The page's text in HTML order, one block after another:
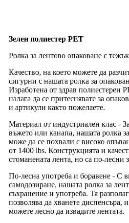
Зелен полиестер PET
Ролка за лентово опаковане с
Качество, на което можете да
сигурни с нашата ролка за
Изработена от здрав полиестерен
налага да се притеснявате за
и артикули както пожелаете.
Материал от индустриален клас -
въжето или канапа, нашата ролка
може да се похвали с високо
от 1400 lbs. Конструкцията и
стоманената лента, но са по-лесни
По-лесна употреба и боравене - С
самодозиране, нашата ролка за
съхранение и употреба. Тя
позволява да хванете диспенсъра,
можете лесно да извадите лентата.